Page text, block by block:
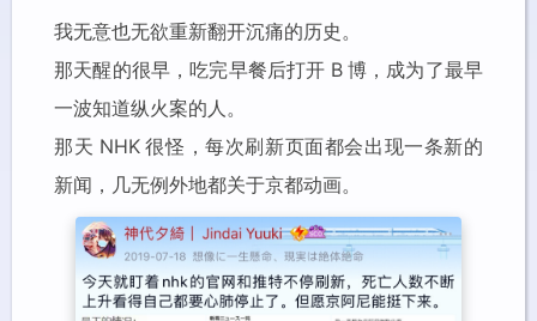
我无意也无欲重新翻开沉痛的历史。
那天醒的很早，吃完早餐后打开 B 博，成为了最早
一波知道纵火案的人。
那天 NHK 很怪，每次刷新页面都会出现一条新的
新闻，几无例外地都关于京都动画。